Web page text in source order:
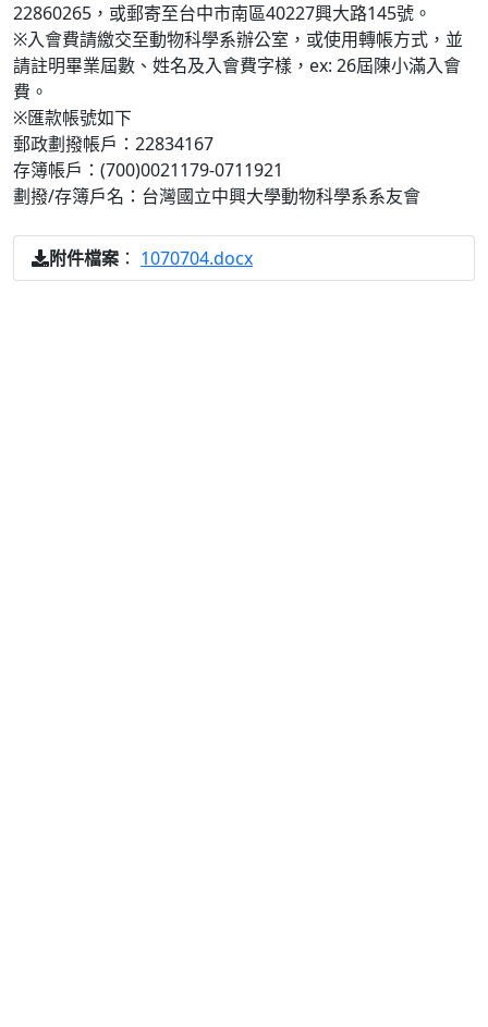
22860265，或郵寄至台中市南區40227興大路145號。
※入會費請繳交至動物科學系辦公室，或使用轉帳方式，並
請註明畢業屆數、姓名及入會費字樣，ex: 26屆陳小滿入會
費。
※匯款帳號如下
郵政劃撥帳戶：22834167
存簿帳戶：(700)0021179-0711921
劃撥/存簿戶名：台灣國立中興大學動物科學系系友會
附件檔案 ： 1070704.docx